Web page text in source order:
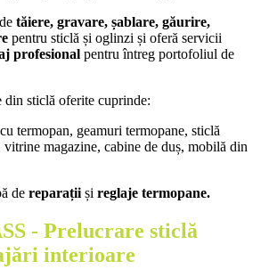
tăiere, gravare, șablare, găurire,
pentru sticlă și oglinzi și oferă servicii
profesional pentru întreg portofoliul de
sticlă oferite cuprinde:
termopan, geamuri termopane, sticlă
magazine, cabine de duș, mobilă din
de reparații și reglaje termopane.
- Prelucrare sticlă
interioare